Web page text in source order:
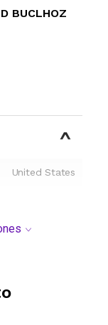
BUCLHOZ
United States